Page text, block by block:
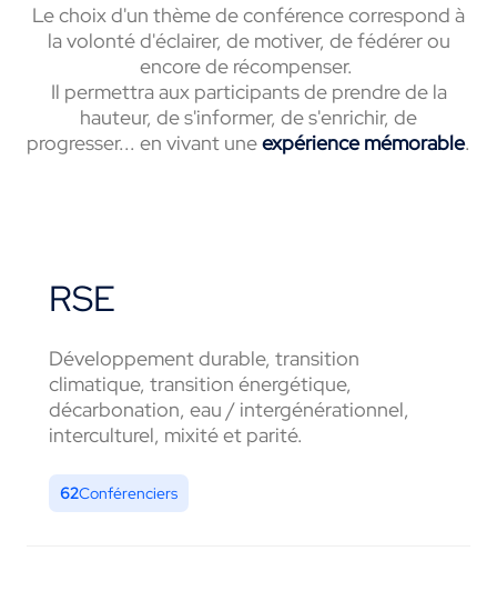
Le choix d'un thème de conférence correspond à
la volonté d'éclairer, de motiver, de fédérer ou
encore de récompenser.
Il permettra aux participants de prendre de la
hauteur, de s'informer, de s'enrichir, de
progresser... en vivant uneexpérience mémorable.
RSE
Développement durable, transition
climatique, transition énergétique,
décarbonation, eau / intergénérationnel,
interculturel, mixité et parité.
62Conférenciers